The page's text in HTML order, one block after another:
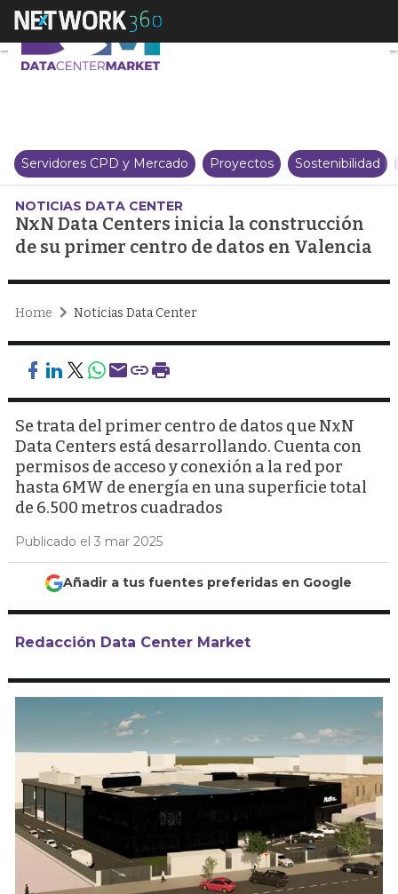
NxN Data Centers inicia la
Servidores CPD y Mercado Proyectos Sostenibilidad
NOTICIAS DATA CENTER
NxN Data Centers inicia la construcción
de su primer centro de datos en Valencia
Home Noticias Data Center
Se trata del primer centro de datos que NxN
Data Centers está desarrollando. Cuenta con
permisos de acceso y conexión a la red por
hasta 6MW de energía en una superficie total
de 6.500 metros cuadrados
Publicado el 3 mar 2025
Añadir a tus fuentes preferidas en Google
Redacción Data Center Market